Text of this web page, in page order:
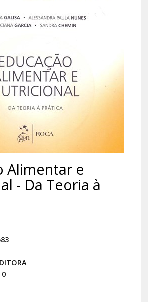
Alimentar e
- Da Teoria à
0